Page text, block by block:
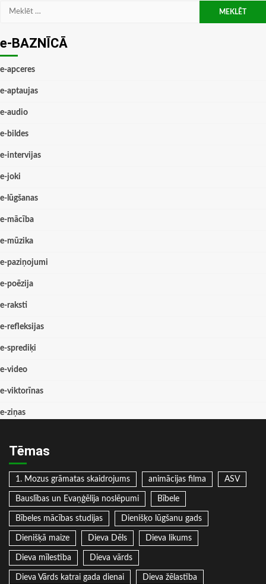
Meklēt:
e-BAZNĪCĀ
e-apceres
e-aptaujas
e-audio
e-bildes
e-intervijas
e-joki
e-lūgšanas
e-mācība
e-mūzika
e-paziņojumi
e-poēzija
e-raksti
e-refleksijas
e-sprediķi
e-video
e-viktorīnas
e-ziņas
Tēmas
1. Mozus grāmatas skaidrojums animācijas filma ASV
Bauslības un Evaņģēlija noslēpumi Bībele
Bībeles mācības studijas Dienišķo lūgšanu gads
Dienišķā maize Dieva Dēls Dieva likums
Dieva mīlestība Dieva vārds
Dieva Vārds katrai gada dienai Dieva žēlastība